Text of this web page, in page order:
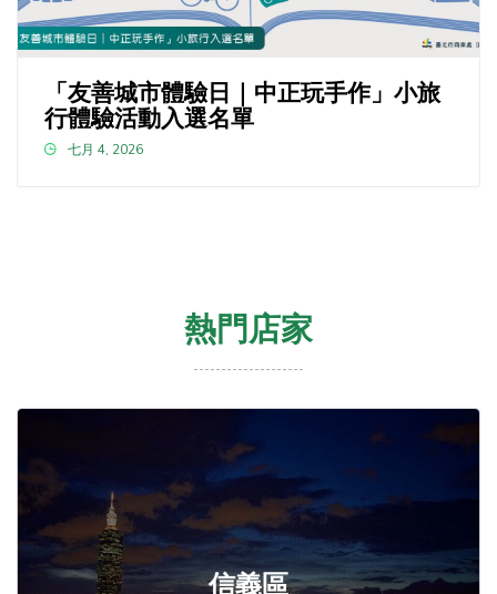
「友善城市體驗日｜中正玩手作」小旅
行體驗活動入選名單
七月 4, 2026
熱門店家
信義區